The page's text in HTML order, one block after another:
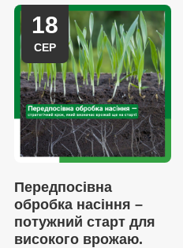
18
СЕР
Передпосівна
обробка насіння –
потужний старт для
високого врожаю.